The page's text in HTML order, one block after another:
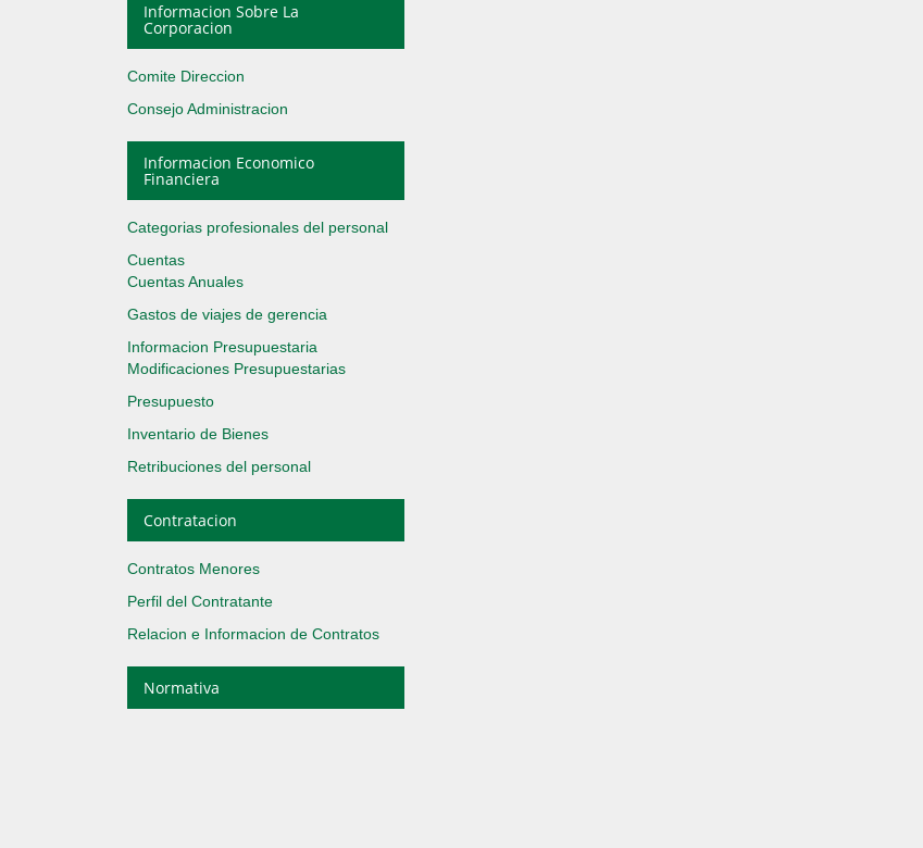
Informacion Sobre La
Corporacion
Comite Direccion
Consejo Administracion
Informacion Economico
Financiera
Categorias profesionales del personal
Cuentas
Cuentas Anuales
Gastos de viajes de gerencia
Informacion Presupuestaria
Modificaciones Presupuestarias
Presupuesto
Inventario de Bienes
Retribuciones del personal
Contratacion
Contratos Menores
Perfil del Contratante
Relacion e Informacion de Contratos
Normativa